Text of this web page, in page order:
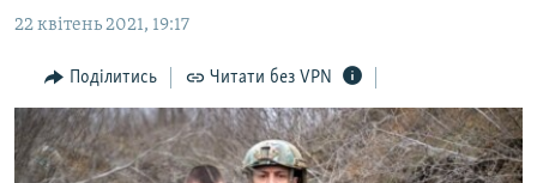
основної
Перейти
до
пошуку
БЛОГИ
ПОГЛЯД
ІНТЕРВ'Ю
ВСЕ ЗА ДЕНЬ
22 квітень 2021, 19:17
Поділитись Читати без VPN